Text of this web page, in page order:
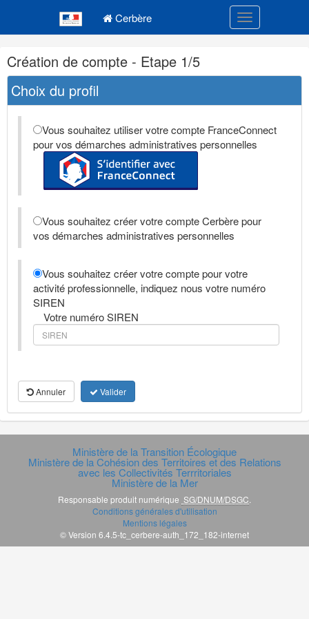
Cerbère Toggle
Navigation
et
outils
annexes
Création de compte - Etape 1/5
Choix du profil
Vous souhaitez utiliser votre compte FranceConnect
pour vos démarches administratives personnelles
Vous souhaitez créer votre compte Cerbère pour
vos démarches administratives personnelles
Vous souhaitez créer votre compte pour votre
activité professionnelle, indiquez nous votre numéro
SIREN
Votre numéro SIREN
Annuler Valider
Ministère de la Transition Écologique
Ministère de la Cohésion des Territoires et des Relations
avec les Collectivités Terrritoriales
Ministère de la Mer
Responsable produit numérique SG/DNUM/DSGC
Conditions générales d'utilisation
Mentions légales
© Version 6.4.5-tc_cerbere-auth_172_182-internet